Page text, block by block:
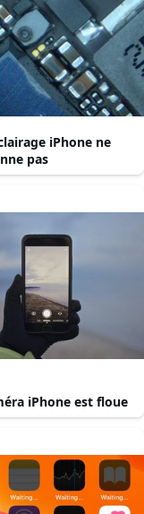
iPhone ne
pas
iPhone est floue